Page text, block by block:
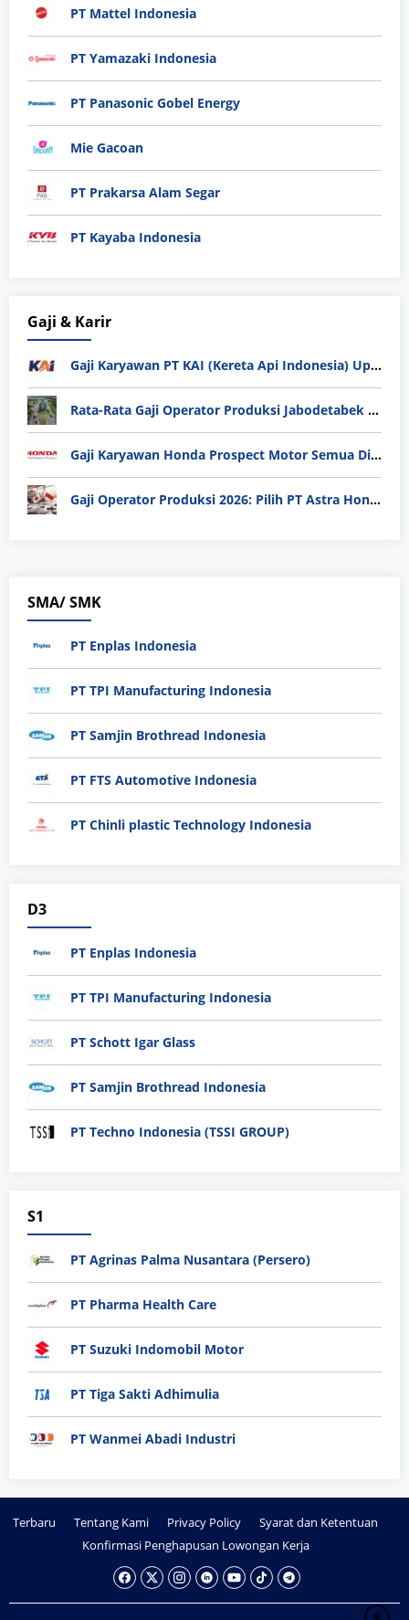
PT Mattel Indonesia
PT Yamazaki Indonesia
PT Panasonic Gobel Energy
Mie Gacoan
PT Prakarsa Alam Segar
PT Kayaba Indonesia
Gaji & Karir
Gaji Karyawan PT KAI (Kereta Api Indonesia) Update 2025
Rata-Rata Gaji Operator Produksi Jabodetabek 2025: Bedah Tuntas UMK, Lemburan, dan Realita Hidup Buruh
Gaji Karyawan Honda Prospect Motor Semua Divisi
Gaji Operator Produksi 2026: Pilih PT Astra Honda Motor (AHM) atau Manufaktur di Jepang?
SMA/ SMK
PT Enplas Indonesia
PT TPI Manufacturing Indonesia
PT Samjin Brothread Indonesia
PT FTS Automotive Indonesia
PT Chinli plastic Technology Indonesia
D3
PT Enplas Indonesia
PT TPI Manufacturing Indonesia
PT Schott Igar Glass
PT Samjin Brothread Indonesia
PT Techno Indonesia (TSSI GROUP)
S1
PT Agrinas Palma Nusantara (Persero)
PT Pharma Health Care
PT Suzuki Indomobil Motor
PT Tiga Sakti Adhimulia
PT Wanmei Abadi Industri
Terbaru Tentang Kami Privacy Policy
Syarat dan Ketentuan
Konfirmasi Penghapusan Lowongan Kerja